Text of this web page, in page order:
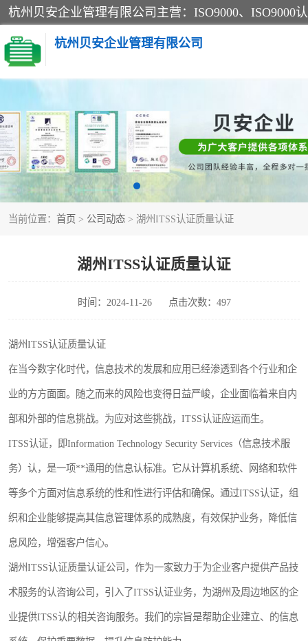
杭州贝安企业管理有限公司
当前位置： 首页 > 公司动态 > 湖州ITSS认证质量认证
湖州ITSS认证质量认证
时间：2024-11-26 点击次数：497
湖州ITSS认证质量认证
在当今数字化时代，信息技术的发展和应用已经渗透到各个行业和企
业的方方面面。随之而来的风险也变得日益严峻，企业面临着来自内
部和外部的信息挑战。为应对这些挑战，ITSS认证应运而生。
ITSS认证，即Information Technology Security Services（信息技术服
务）认，是一项**通用的信息认标准。它从计算机系统、网络和软件
等多个方面对信息系统的性和性进行评估和确保。通过ITSS认证，组
织和企业能够提高其信息管理体系的成熟度，有效保护业务，降低信
息风险，增强客户信心。
湖州ITSS认证质量认证公司，作为一家致力于为企业客户提供产品技
术服务的认咨询公司，引入了ITSS认证业务，为湖州及周边地区的企
业提供ITSS认的相关咨询服务。我们的宗旨是帮助企业建立、的信息
CE认证
SA认证
OHSAS18001认证
45001认证